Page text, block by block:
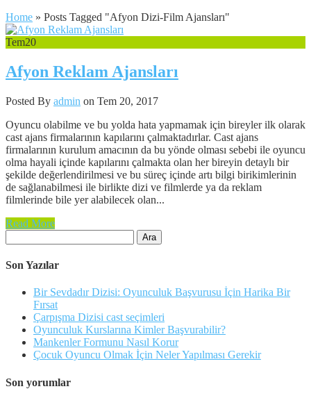
Home » Posts Tagged "Afyon Dizi-Film Ajansları"
Tem20
Afyon Reklam Ajansları
Posted By admin on Tem 20, 2017
Oyuncu olabilme ve bu yolda hata yapmamak için bireyler ilk olarak
cast ajans firmalarının kapılarını çalmaktadırlar. Cast ajans
firmalarının kurulum amacının da bu yönde olması sebebi ile oyuncu
olma hayali içinde kapılarını çalmakta olan her bireyin detaylı bir
şekilde değerlendirilmesi ve bu süreç içinde artı bilgi birikimlerinin
de sağlanabilmesi ile birlikte dizi ve filmlerde ya da reklam
filmlerinde bile yer alabilecek olan...
Read More
Son Yazılar
Bir Sevdadır Dizisi: Oyunculuk Başvurusu İçin Harika Bir
Fırsat
Çarpışma Dizisi cast seçimleri
Oyunculuk Kurslarına Kimler Başvurabilir?
Mankenler Formunu Nasıl Korur
Çocuk Oyuncu Olmak İçin Neler Yapılması Gerekir
Son yorumlar